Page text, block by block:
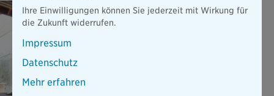
Elementar­versicherung
Ihre Einwilligungen können Sie jederzeit mit Wirkung für
die Zukunft widerrufen.
Impressum
Datenschutz
Mehr erfahren